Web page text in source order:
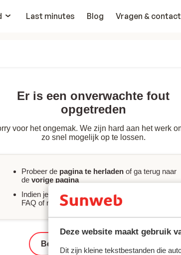
Deze website maakt gebruik
Dit zijn kleine tekstbestanden die
Last minutes Blog Vragen & contact
Er is een onverwachte fout
opgetreden
voor het ongemak. We zijn hard aan het werk
zo snel mogelijk op te lossen.
Probeer de pagina te herladen of ga terug naar
de vorige pagina
Indien je
direct hulp
nodig hebt, raadpleeg dan de
FAQ of neemcontactmet ons op.
Bekijk het volledige aanbod